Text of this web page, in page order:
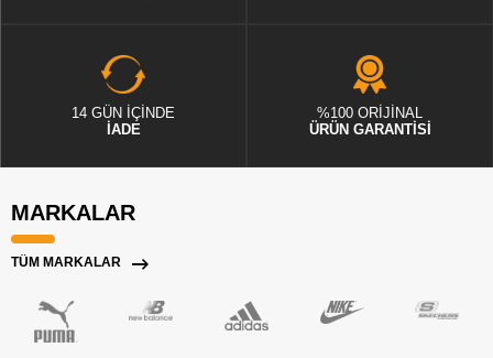
14 GÜN İÇİNDE
İADE
%100 ORİJİNAL
ÜRÜN GARANTİSİ
MARKALAR
TÜM MARKALAR